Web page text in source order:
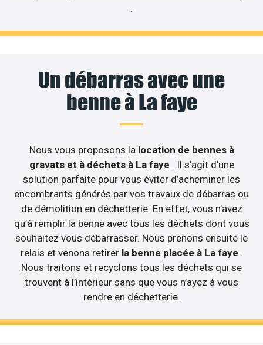
.
Un débarras avec une
benne à La faye
Nous vous proposons la location de bennes à
gravats et à déchets à La faye . Il s’agit d’une
solution parfaite pour vous éviter d’acheminer les
encombrants générés par vos travaux de débarras ou
de démolition en déchetterie. En effet, vous n’avez
qu’à remplir la benne avec tous les déchets dont vous
souhaitez vous débarrasser. Nous prenons ensuite le
relais et venons retirer la benne placée à La faye .
Nous traitons et recyclons tous les déchets qui se
trouvent à l’intérieur sans que vous n’ayez à vous
rendre en déchetterie.